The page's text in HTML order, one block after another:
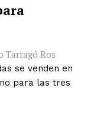
Tarragó Ros
se venden en
para las tres